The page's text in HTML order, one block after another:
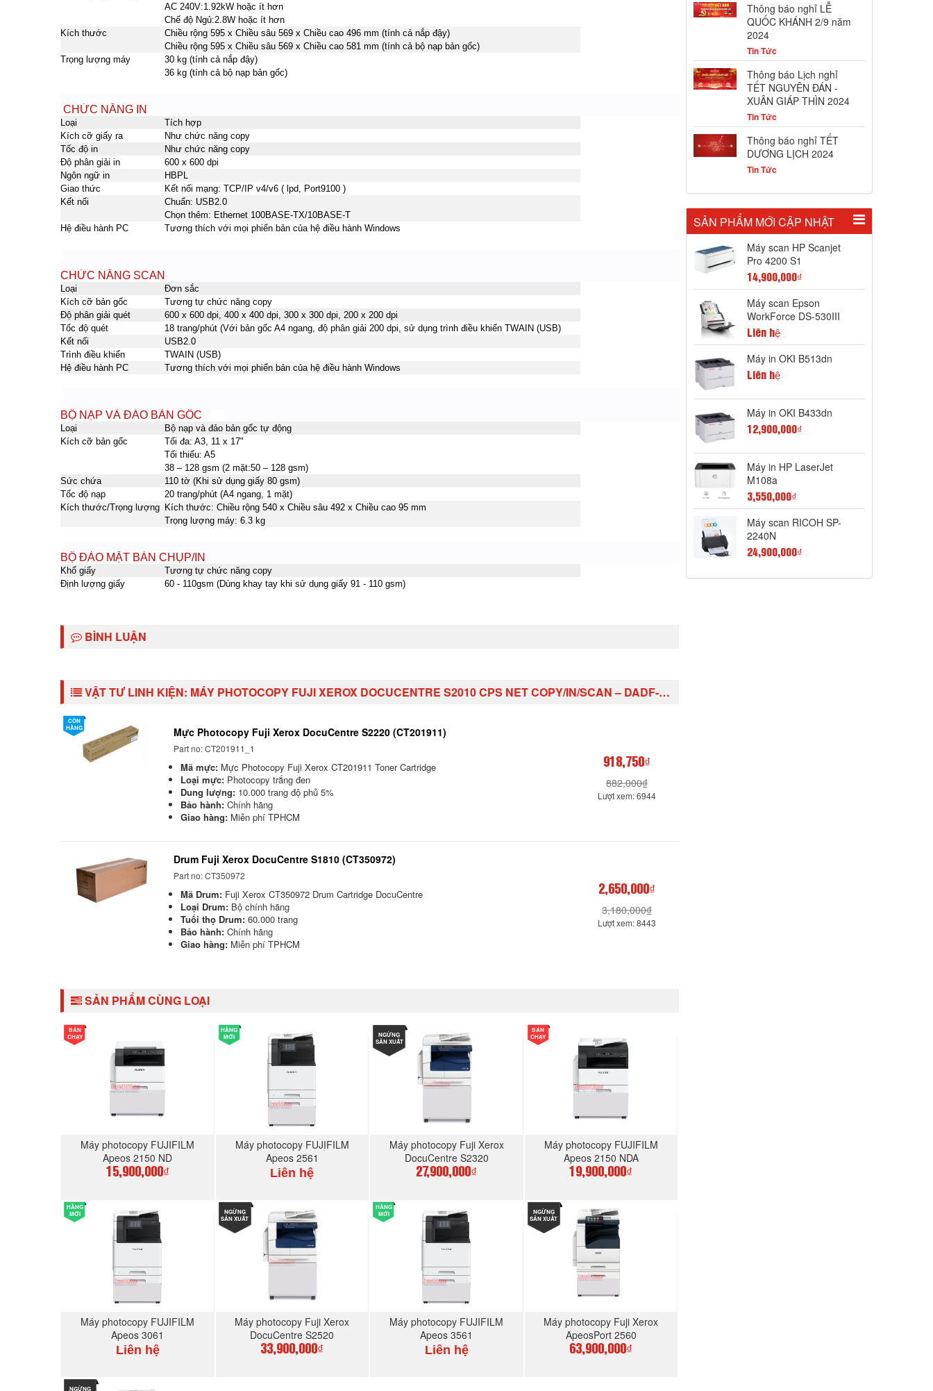
AC 240V:1.92kW hoặc ít hơn
Chế độ Ngủ:2.8W hoặc ít hơn
Kích thước
Chiều rộng 595 x Chiều sâu 569 x Chiều cao 496 mm (tính cả nắp đậy)
Chiều rộng 595 x Chiều sâu 569 x Chiều cao 581 mm (tính cả bộ nạp bản gốc)
Trọng lượng máy
30 kg (tính cả nắp đậy)
36 kg (tính cả bộ nạp bản gốc)
CHỨC NĂNG IN
Loại
Tích hợp
Kích cỡ giấy ra
Như chức năng copy
Tốc độ in
Như chức năng copy
Độ phân giải in
600 x 600 dpi
Ngôn ngữ in
HBPL
Giao thức
Kết nối mạng: TCP/IP v4/v6 ( lpd, Port9100 )
Kết nối
Chuẩn: USB2.0
Chọn thêm: Ethernet 100BASE-TX/10BASE-T
Hệ điều hành PC
Tương thích với mọi phiển bản của hệ điều hành Windows
CHỨC NĂNG SCAN
Loại
Đơn sắc
Kích cỡ bản gốc
Tương tự chức năng copy
Độ phân giải quét
600 x 600 dpi, 400 x 400 dpi, 300 x 300 dpi, 200 x 200 dpi
Tốc độ quét
18 trang/phút (Với bản gốc A4 ngang, độ phân giải 200 dpi, sử dụng trình điều khiển TWAIN (USB)
Kết nối
USB2.0
Trình điều khiển
TWAIN (USB)
Hệ điều hành PC
Tương thích với mọi phiển bản của hệ điều hành Windows
BỘ NẠP VÀ ĐẢO BẢN GỐC
Loại
Bộ nạp và đảo bản gốc tự động
Kích cỡ bản gốc
Tối đa: A3, 11 x 17"
Tối thiểu: A5
38 – 128 gsm (2 mặt:50 – 128 gsm)
Sức chứa
110 tờ (Khi sử dụng giấy 80 gsm)
Tốc độ nạp
20 trang/phút (A4 ngang, 1 mặt)
Kích thước/Trọng lượng Kích thước: Chiều rộng 540 x Chiều sâu 492 x Chiều cao 95 mm
Trọng lượng máy: 6.3 kg
BỘ ĐẢO MẶT BẢN CHỤP/IN
Khổ giấy
Tương tự chức năng copy
Định lượng giấy
60 - 110gsm (Dùng khay tay khi sử dụng giấy 91 - 110 gsm)
BÌNH LUẬN
VẬT TƯ LINH KIỆN: MÁY PHOTOCOPY FUJI XEROX DOCUCENTRE S2010 CPS NET COPY/IN/SCAN – DADF-DUPLEX
CÒN
HÀNG
Mực Photocopy Fuji Xerox DocuCentre S2220 (CT201911)
Part no: CT201911_1
Mã mực: Mực Photocopy Fuji Xerox CT201911 Toner Cartridge
Loại mực: Photocopy trắng đen
Dung lượng: 10.000 trang độ phủ 5%
Bảo hành: Chính hãng
Giao hàng: Miễn phí TPHCM
918,750₫
882,000₫
Lượt xem: 6944
Drum Fuji Xerox DocuCentre S1810 (CT350972)
Part no: CT350972
Mã Drum: Fuji Xerox CT350972 Drum Cartridge DocuCentre
Loại Drum: Bộ chính hãng
Tuổi thọ Drum: 60.000 trang
Bảo hành: Chính hãng
Giao hàng: Miễn phí TPHCM
2,650,000₫
3,180,000₫
Lượt xem: 8443
SẢN PHẨM CÙNG LOẠI
BÁN
CHẠY
Máy photocopy FUJIFILM
Apeos 2150 ND
15,900,000₫
MUA NGAY
HÀNG
MỚI
Máy photocopy FUJIFILM
Apeos 2561
Liên hệ
MUA NGAY
NGỪNG
SẢN XUẤT
Máy photocopy Fuji Xerox
DocuCentre S2320
27,900,000₫
MUA NGAY
BÁN
CHẠY
Máy photocopy FUJIFILM
Apeos 2150 NDA
19,900,000₫
MUA NGAY
HÀNG
MỚI
Máy photocopy FUJIFILM
Apeos 3061
Liên hệ
NGỪNG
SẢN XUẤT
Máy photocopy Fuji Xerox
DocuCentre S2520
33,900,000₫
HÀNG
MỚI
Máy photocopy FUJIFILM
Apeos 3561
Liên hệ
NGỪNG
SẢN XUẤT
Máy photocopy Fuji Xerox
ApeosPort 2560
63,900,000₫
NGỪNG
Thông báo nghỉ LỄ
QUỐC KHÁNH 2/9 năm
2024
Tin Tức
Thông báo Lịch nghỉ
TẾT NGUYÊN ĐÁN -
XUÂN GIÁP THÌN 2024
Tin Tức
Thông báo nghỉ TẾT
DƯƠNG LỊCH 2024
Tin Tức
SẢN PHẨM MỚI CẬP NHẬT
Máy scan HP Scanjet
Pro 4200 S1
14,900,000₫
Máy scan Epson
WorkForce DS-530III
Liên hệ
Máy in OKI B513dn
Liên hệ
Máy in OKI B433dn
12,900,000₫
Máy in HP LaserJet
M108a
3,550,000₫
Máy scan RICOH SP-
2240N
24,900,000₫